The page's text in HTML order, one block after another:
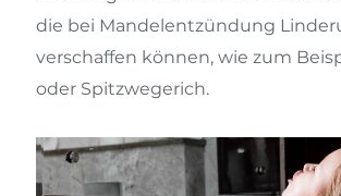
die bei Mandelentzündung
verschaffen können, wie zum
oder Spitzwegerich.